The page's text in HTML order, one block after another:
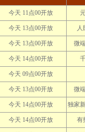
今天 11点00开放
今天 13点00开放 人
今天 13点00开放 微
今天 14点00开放
今天 09点00开放
今天 13点00开放 微
今天 14点00开放 独家
今天 14点00开放 有